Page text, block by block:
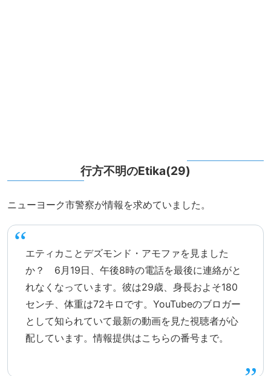
行方不明のEtika(29)
ニューヨーク市警察が情報を求めていました。
エティカことデズモンド・アモファを見ました
か？ 6月19日、午後8時の電話を最後に連絡がと
れなくなっています。彼は29歳、身長およそ180
センチ、体重は72キロです。YouTubeのブロガー
として知られていて最新の動画を見た視聴者が心
配しています。情報提供はこちらの番号まで。